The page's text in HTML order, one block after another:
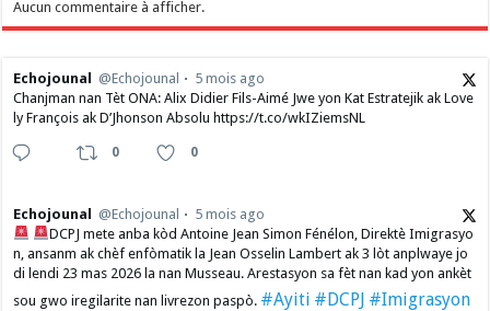
Aucun commentaire à afficher.
Echojounal @Echojounal
5 mois ago
Chanjman nan Tèt ONA: Alix Didier Fils-Aimé Jwe yon Kat Estratejik ak Love
ly François ak D’Jhonson Absolu https://t.co/wkIZiemsNL
0 0
Echojounal @Echojounal
5 mois ago
DCPJ mete anba kòd Antoine Jean Simon Fénélon, Direktè Imigrasyo
n, ansanm ak chèf enfòmatik la Jean Osselin Lambert ak 3 lòt anplwaye jo
di lendi 23 mas 2026 la nan Musseau. Arestasyon sa fèt nan kad yon ankèt
sou gwo iregilarite nan livrezon paspò. #Ayiti #DCPJ #Imigrasyon